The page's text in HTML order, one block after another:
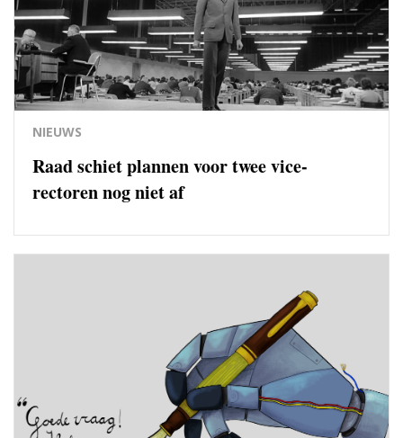
NIEUWS
Raad schiet plannen voor twee vice-
rectoren nog niet af